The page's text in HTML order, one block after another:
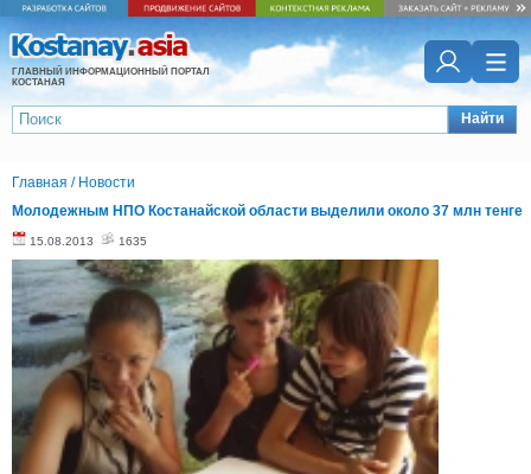
ГЛАВНЫЙ ИНФОРМАЦИОННЫЙ ПОРТАЛ
КОСТАНАЯ
Найти
Главная / Новости
Молодежным НПО Костанайской области выделили около 37 млн тенге
15.08.2013 1635